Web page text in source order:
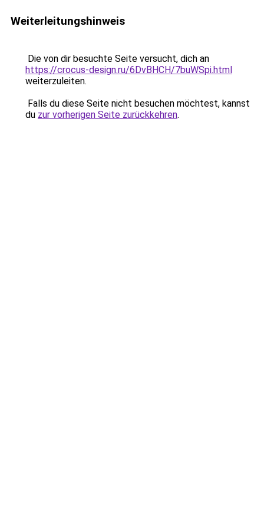
Weiterleitungshinweis
Die von dir besuchte Seite versucht, dich an
https://crocus-design.ru/6DvBHCH/7buWSpi.html
weiterzuleiten.
Falls du diese Seite nicht besuchen möchtest, kannst
du zur vorherigen Seite zurückkehren.